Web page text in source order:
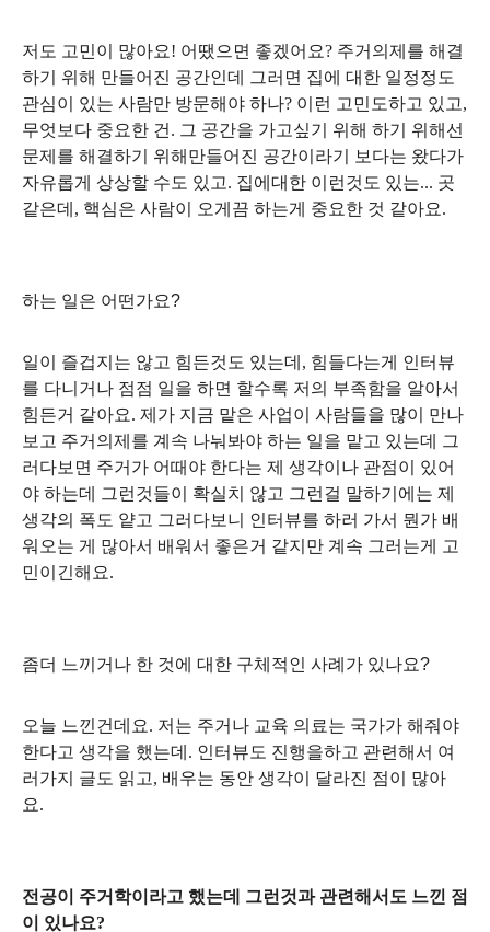
저도 고민이 많아요! 어땠으면 좋겠어요? 주거의제를 해결
하기 위해 만들어진 공간인데 그러면 집에 대한 일정정도
관심이 있는 사람만 방문해야 하나? 이런 고민도하고 있고,
무엇보다 중요한 건. 그 공간을 가고싶기 위해 하기 위해선
문제를 해결하기 위해만들어진 공간이라기 보다는 왔다가
자유롭게 상상할 수도 있고. 집에대한 이런것도 있는... 곳
같은데, 핵심은 사람이 오게끔 하는게 중요한 것 같아요.
하는 일은 어떤가요?
일이 즐겁지는 않고 힘든것도 있는데 , 힘들다는게 인터뷰
를 다니거나 점점 일을 하면 할수록 저의 부족함을 알아서
힘든거 같아요. 제가 지금 맡은 사업이 사람들을 많이 만나
보고 주거의제를 계속 나눠봐야 하는 일을 맡고 있는데 그
러다보면 주거가 어때야 한다는 제 생각이나 관점이 있어
야 하는데 그런것들이 확실치 않고 그런걸 말하기에는 제
생각의 폭도 얕고 그러다보니 인터뷰를 하러 가서 뭔가 배
워오는 게 많아서 배워서 좋은거 같지만 계속 그러는게 고
민이긴해요.
좀더 느끼거나 한 것에 대한 구체적인 사례가 있나요?
오늘 느낀건데요. 저는 주거나 교육 의료는 국가가 해줘야
한다고 생각을 했는데. 인터뷰도 진행을하고 관련해서 여
러가지 글도 읽고, 배우는 동안 생각이 달라진 점이 많아
요.
전공이 주거학이라고 했는데 그런것과 관련해서도 느낀 점
이 있나요?